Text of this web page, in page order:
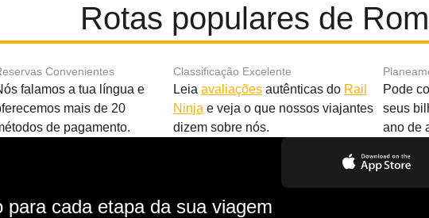
Rotas populares de
Convenientes
falamos a tua língua e
mais de 20
de pagamento.
Classificação Excelente
Leia avaliaçõesautênticas do Rail
Ninja e veja o que nossos viajantes
dizem sobre nós.
Pode
seus
ano de
para cada etapa da sua viagem